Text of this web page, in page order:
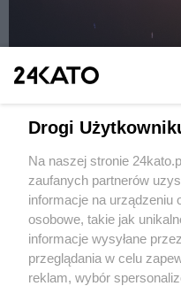
widowiska świetlne i
5 / 6
Wydawca mediów lokalnych
Drogi
Na naszej stronie
zaufanych partnerów
informacje na urządzeniu
osobowe, takie jak
informacje wysyłane
przeglądania w celu
reklam, wybór